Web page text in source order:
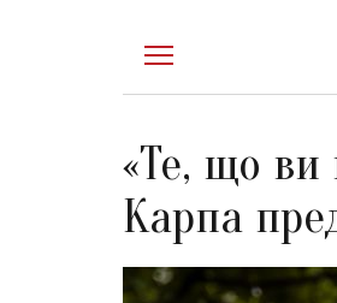
«Те, що ви
Карпа